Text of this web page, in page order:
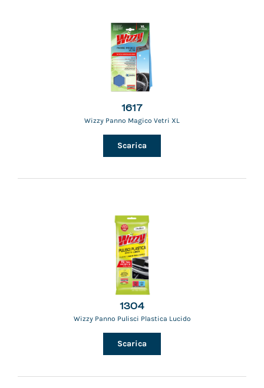
1617
Wizzy Panno Magico Vetri XL
Scarica
1304
Wizzy Panno Pulisci Plastica Lucido
Scarica